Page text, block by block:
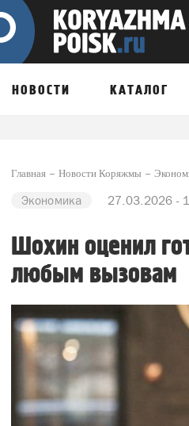
НОВОСТИ КАТАЛОГ
Главная Новости Коряжмы
Экономика 27.03.2026 -
Шохин оценил
любым вызовам